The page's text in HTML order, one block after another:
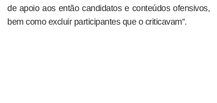
de apoio aos então candidatos e conteúdos ofensivos,
bem como excluir participantes que o criticavam”.